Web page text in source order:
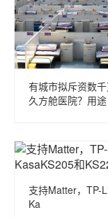
有城市拟斥资数
久方舱医院？用途
支持Matter，TP-
Ka